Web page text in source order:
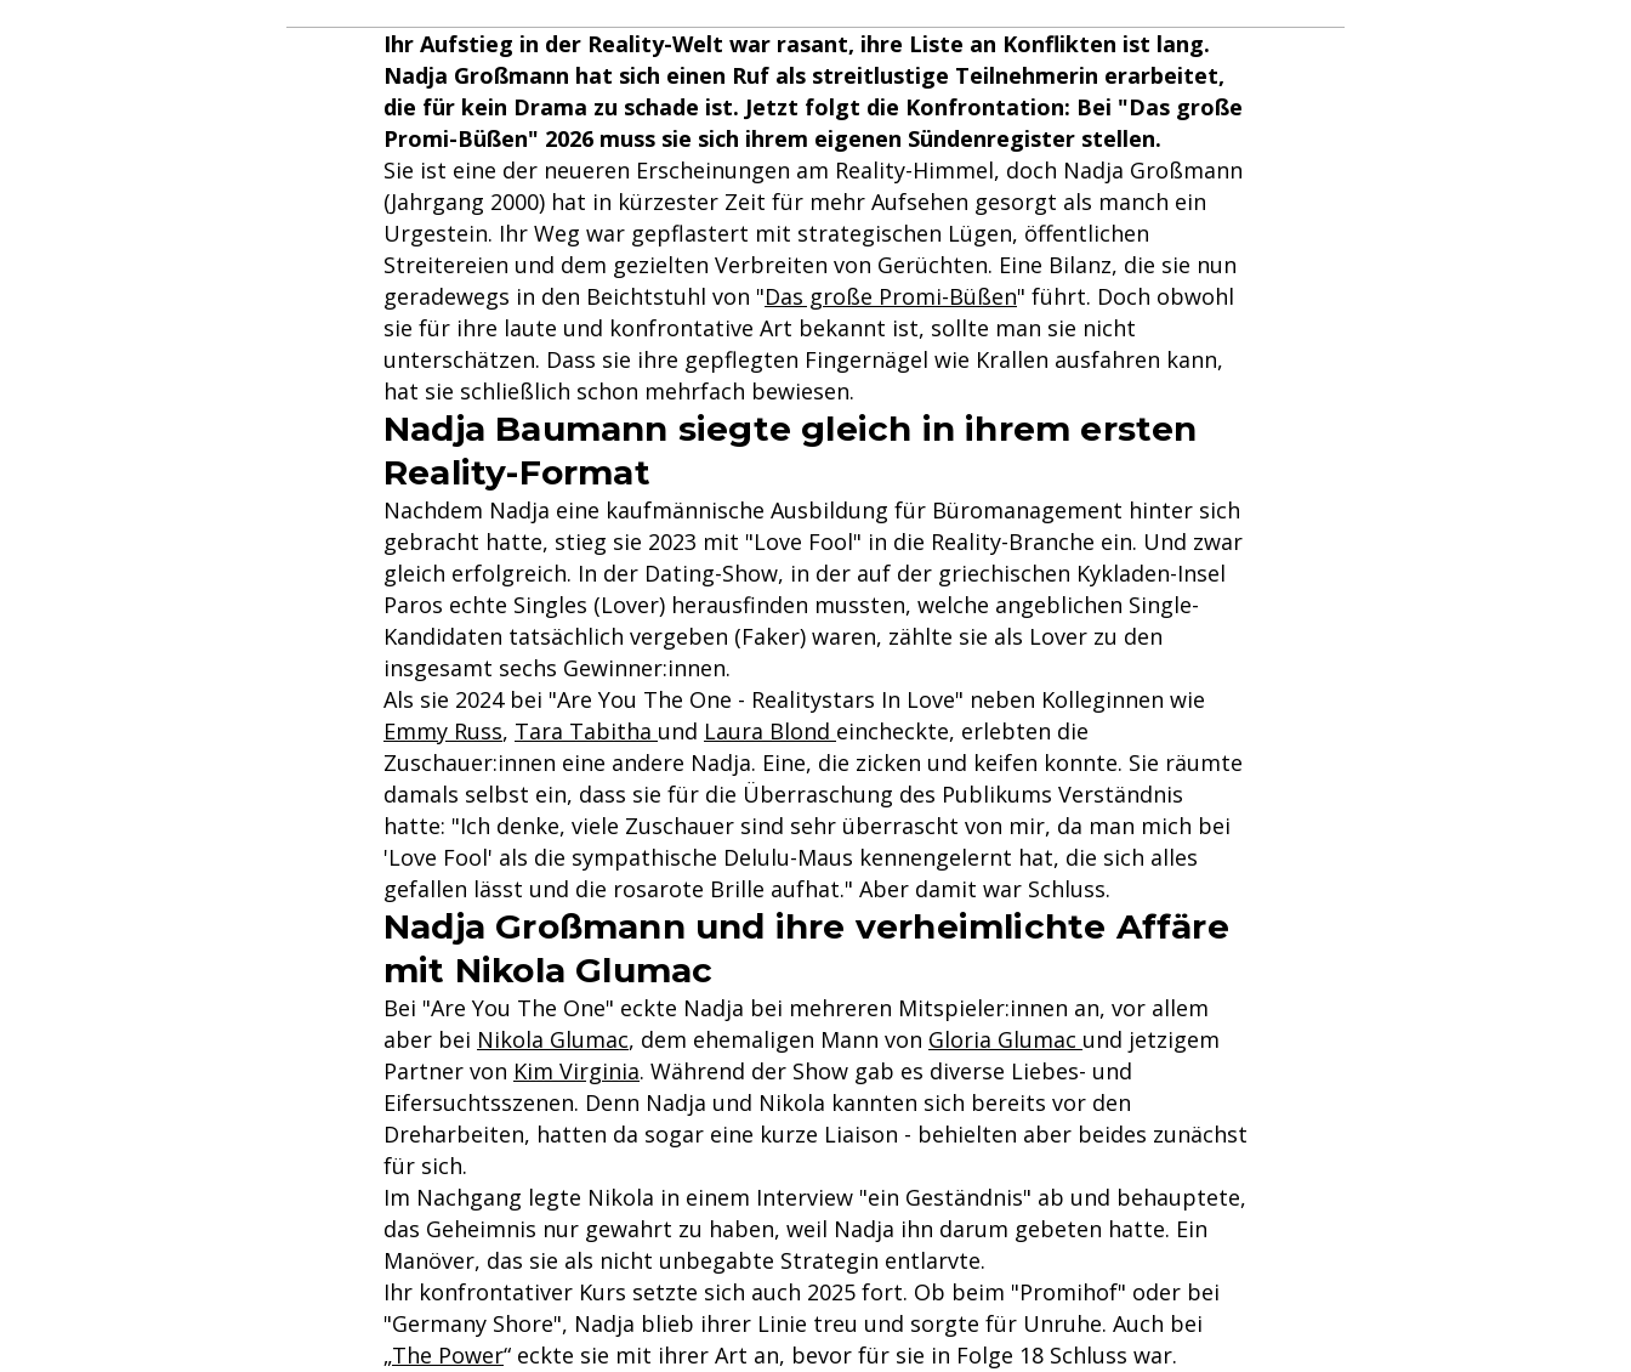
Ihr Aufstieg in der Reality-Welt war rasant, ihre Liste an Konflikten ist lang.
Nadja Großmann hat sich einen Ruf als streitlustige Teilnehmerin erarbeitet,
die für kein Drama zu schade ist. Jetzt folgt die Konfrontation: Bei "Das große
Promi-Büßen" 2026 muss sie sich ihrem eigenen Sündenregister stellen.
Sie ist eine der neueren Erscheinungen am Reality-Himmel, doch Nadja Großmann
(Jahrgang 2000) hat in kürzester Zeit für mehr Aufsehen gesorgt als manch ein
Urgestein. Ihr Weg war gepflastert mit strategischen Lügen, öffentlichen
Streitereien und dem gezielten Verbreiten von Gerüchten. Eine Bilanz, die sie nun
geradewegs in den Beichtstuhl von "Das große Promi-Büßen" führt. Doch obwohl
sie für ihre laute und konfrontative Art bekannt ist, sollte man sie nicht
unterschätzen. Dass sie ihre gepflegten Fingernägel wie Krallen ausfahren kann,
hat sie schließlich schon mehrfach bewiesen.
Nadja Baumann siegte gleich in ihrem ersten
Reality-Format
Nachdem Nadja eine kaufmännische Ausbildung für Büromanagement hinter sich
gebracht hatte, stieg sie 2023 mit "Love Fool" in die Reality-Branche ein. Und zwar
gleich erfolgreich. In der Dating-Show, in der auf der griechischen Kykladen-Insel
Paros echte Singles (Lover) herausfinden mussten, welche angeblichen Single-
Kandidaten tatsächlich vergeben (Faker) waren, zählte sie als Lover zu den
insgesamt sechs Gewinner:innen.
Als sie 2024 bei "Are You The One - Realitystars In Love" neben Kolleginnen wie
Emmy Russ, Tara Tabitha und Laura Blond eincheckte, erlebten die
Zuschauer:innen eine andere Nadja. Eine, die zicken und keifen konnte. Sie räumte
damals selbst ein, dass sie für die Überraschung des Publikums Verständnis
hatte: "Ich denke, viele Zuschauer sind sehr überrascht von mir, da man mich bei
'Love Fool' als die sympathische Delulu-Maus kennengelernt hat, die sich alles
gefallen lässt und die rosarote Brille aufhat." Aber damit war Schluss.
Nadja Großmann und ihre verheimlichte Affäre
mit Nikola Glumac
Bei "Are You The One" eckte Nadja bei mehreren Mitspieler:innen an, vor allem
aber bei Nikola Glumac, dem ehemaligen Mann von Gloria Glumac und jetzigem
Partner von Kim Virginia. Während der Show gab es diverse Liebes- und
Eifersuchtsszenen. Denn Nadja und Nikola kannten sich bereits vor den
Dreharbeiten, hatten da sogar eine kurze Liaison - behielten aber beides zunächst
für sich.
Im Nachgang legte Nikola in einem Interview "ein Geständnis" ab und behauptete,
das Geheimnis nur gewahrt zu haben, weil Nadja ihn darum gebeten hatte. Ein
Manöver, das sie als nicht unbegabte Strategin entlarvte.
Ihr konfrontativer Kurs setzte sich auch 2025 fort. Ob beim "Promihof" oder bei
"Germany Shore", Nadja blieb ihrer Linie treu und sorgte für Unruhe. Auch bei
„The Power“ eckte sie mit ihrer Art an, bevor für sie in Folge 18 Schluss war.